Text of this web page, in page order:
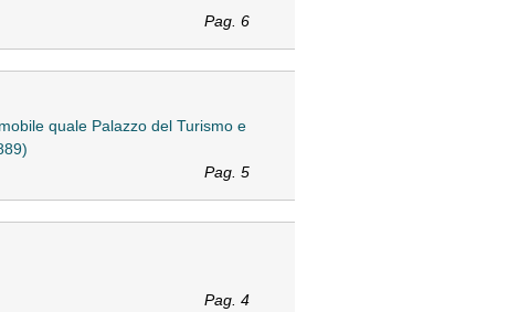
Pag. 6
quale Palazzo del Turismo e
Pag. 5
Pag. 4